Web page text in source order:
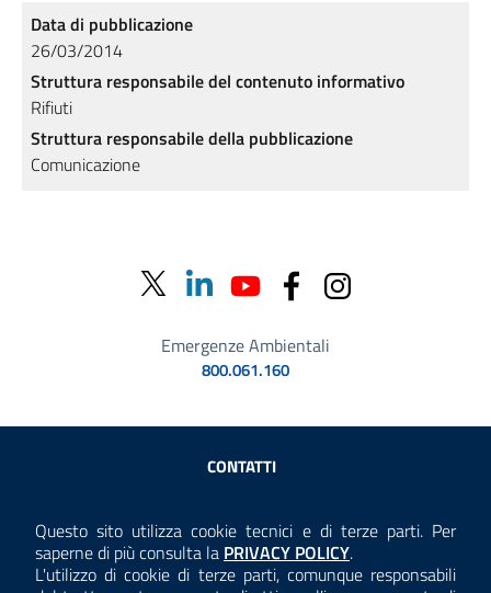
Questo sito utilizza cookie tecnici e di terze parti. Per
saperne di più consulta la Consulta la
PRIVACY POLICY.
L'utilizzo di cookie di terze parti, comunque responsabili
Data di pubblicazione
26/03/2014
Struttura responsabile del contenuto informativo
Rifiuti
Struttura responsabile della pubblicazione
Comunicazione
Emergenze Ambientali
800.061.160
Sezione Link Utili
CONTATTI
ANTICORRUZIONE